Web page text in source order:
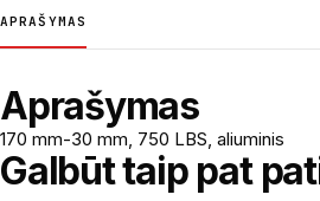
APRAŠYMAS
Aprašymas
170 mm-30 mm, 750 LBS, aliuminis
Galbūt taip pat